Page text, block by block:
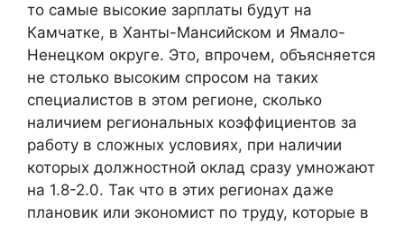
то самые высокие зарплаты будут на
Камчатке, в Ханты-Мансийском и Ямало-
Ненецком округе. Это, впрочем, объясняется
не столько высоким спросом на таких
специалистов в этом регионе, сколько
наличием региональных коэффициентов за
работу в сложных условиях, при наличии
которых должностной оклад сразу умножают
на 1.8-2.0. Так что в этих регионах даже
плановик или экономист по труду, которые в